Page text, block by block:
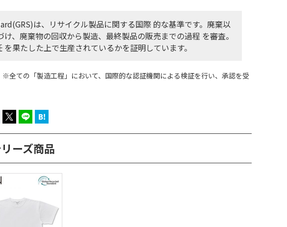
は、リサイクル製品に関する国際 的な基準です。廃棄以
、廃棄物の回収から製造、最終製品の販売までの過程 を審査。
果たした上で生産されているかを証明しています。
ての「製造工程」において、国際的な認証機関による検証を行い、承認を受
ーズ商品